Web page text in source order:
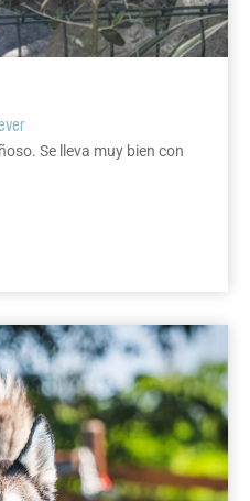
Se lleva muy bien con